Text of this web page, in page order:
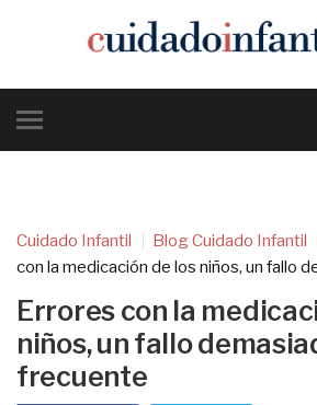
Cuidado Infantil Blog Cuidado Infantil
con la medicación de los niños, un fallo
Errores con la
niños, un fallo
frecuente